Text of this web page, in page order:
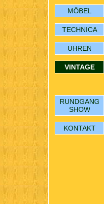
MÖBEL
TECHNICA
UHREN
VINTAGE
RUNDGANG
SHOW
KONTAKT